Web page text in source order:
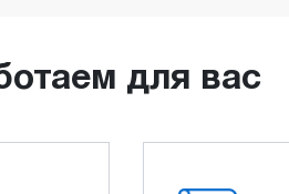
для вас